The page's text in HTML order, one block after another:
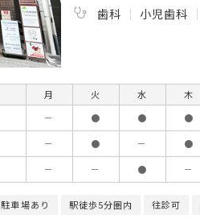
歯科
小児歯科
月 火 水 木
－ ● ● ●
－ ● － ●
－ － ● －
駐車場あり 駅徒歩5分圏内 往診可